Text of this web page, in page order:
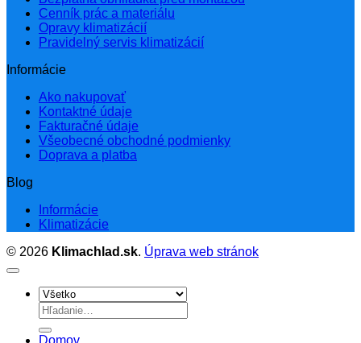
Cenník prác a materiálu
Opravy klimatizácií
Pravidelný servis klimatizácií
Informácie
Ako nakupovať
Kontaktné údaje
Fakturačné údaje
Všeobecné obchodné podmienky
Doprava a platba
Blog
Informácie
Klimatizácie
© 2026 Klimachlad.sk. Úprava web stránok
Hľadať:
Domov